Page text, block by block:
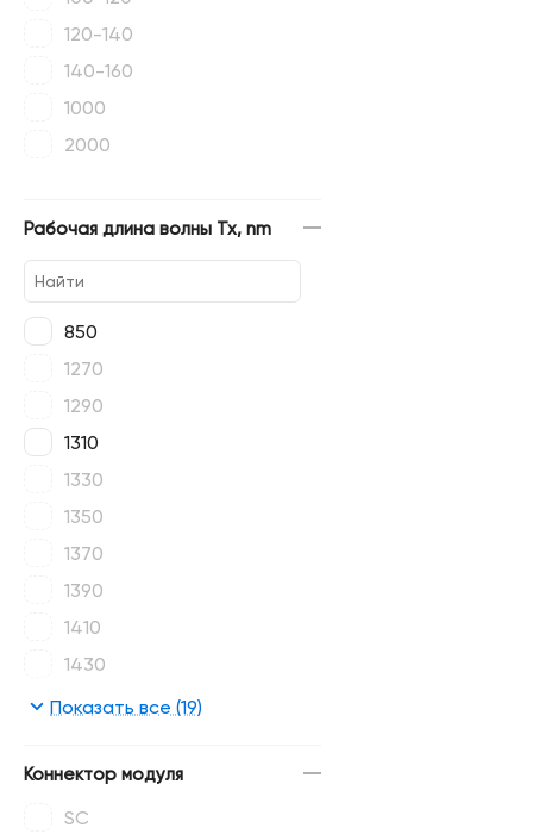
120-140
140-160
1000
2000
Рабочая длина волны Tx, nm
850
1270
1290
1310
1330
1350
1370
1390
1410
1430
1450
1490
1510
Показать все (19)
Коннектор модуля
SC